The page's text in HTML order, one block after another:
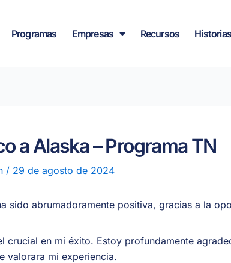
Programas Empresas Recursos Historias
a Alaska – Programa TN
/ 29 de agosto de 2024
sido abrumadoramente positiva, gracias a la
crucial en mi éxito. Estoy profundamente
valorara mi experiencia.